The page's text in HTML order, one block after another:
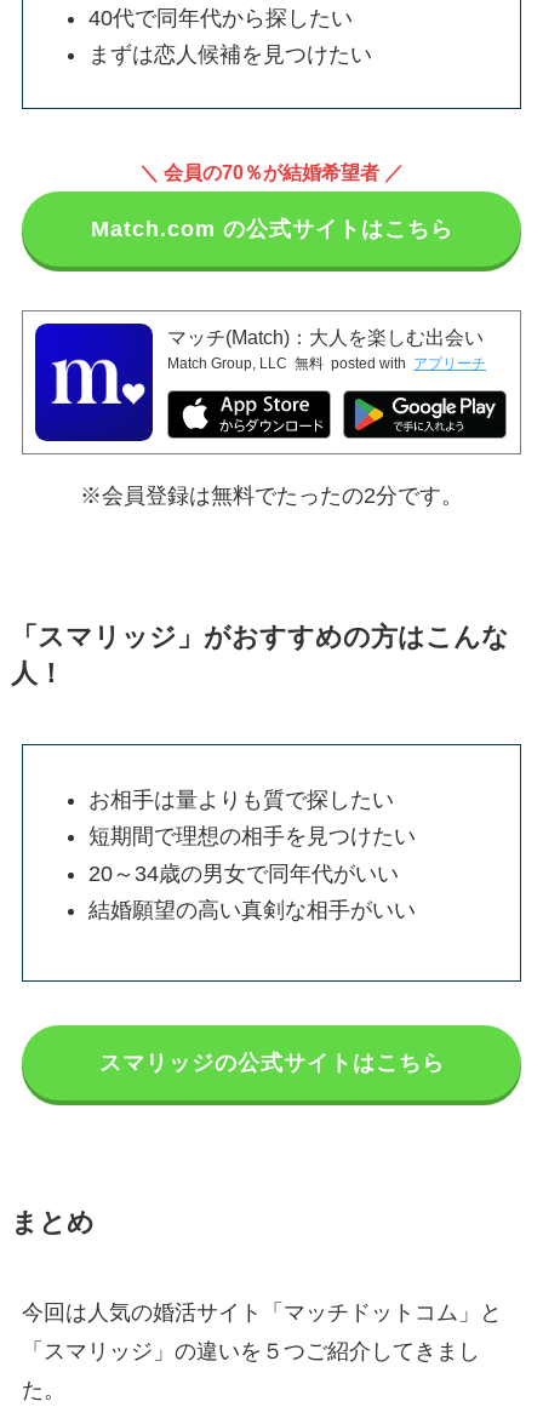
40代で同年代から探したい
まずは恋人候補を見つけたい
＼ 会員の70％が結婚希望者 ／
Match.com の公式サイトはこちら
マッチ(Match)：大人を楽しむ出会い
Match Group, LLC 無料 posted with アプリーチ
※会員登録は無料でたったの2分です。
「スマリッジ」がおすすめの方はこんな
人！
お相手は量よりも質で探したい
短期間で理想の相手を見つけたい
20～34歳の男女で同年代がいい
結婚願望の高い真剣な相手がいい
スマリッジの公式サイトはこちら
まとめ
今回は人気の婚活サイト「マッチドットコム」と
「スマリッジ」の違いを５つご紹介してきまし
た。